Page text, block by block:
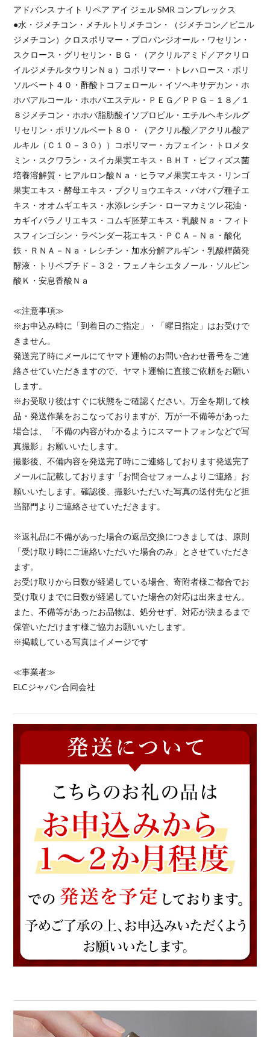
アドバンス ナイト リペア アイ ジェル SMR コンプレックス
●水・ジメチコン・メチルトリメチコン・（ジメチコン／ビニル
ジメチコン）クロスポリマー・プロパンジオール・ワセリン・
スクロース・グリセリン・ＢＧ・（アクリルアミド／アクリロ
イルジメチルタウリンＮａ）コポリマー・トレハロース・ポリ
ソルベート４０・酢酸トコフェロール・イソヘキサデカン・ホ
ホバアルコール・ホホバエステル・ＰＥＧ／ＰＰＧ－１８／１
８ジメチコン・ホホバ脂肪酸イソプロピル・エチルヘキシルグ
リセリン・ポリソルベート８０・（アクリル酸／アクリル酸ア
ルキル（Ｃ１０－３０））コポリマー・カフェイン・トロメタ
ミン・スクワラン・スイカ果実エキス・ＢＨＴ・ビフィズス菌
培養溶解質・ヒアルロン酸Ｎａ・ヒラマメ果実エキス・リンゴ
果実エキス・酵母エキス・ブクリョウエキス・バオバブ種子エ
キス・オオムギエキス・水添レシチン・ローマカミツレ花油・
カギイバラノリエキス・コムギ胚芽エキス・乳酸Ｎａ・フィト
スフィンゴシン・ラベンダー花エキス・ＰＣＡ－Ｎａ・酸化
鉄・ＲＮＡ－Ｎａ・レシチン・加水分解アルギン・乳酸桿菌発
酵液・トリペプチド－３２・フェノキシエタノール・ソルビン
酸Ｋ・安息香酸Ｎａ
≪注意事項≫
※お申込み時に「到着日のご指定」・「曜日指定」はお受けで
きません。
発送完了時にメールにてヤマト運輸のお問い合わせ番号をご連
絡させていただきますので、ヤマト運輸に直接ご依頼をお願い
します。
※お受取り後はすぐに状態をご確認ください。万全を期して検
品・発送作業をおこなっておりますが、万が一不備等があった
場合は、「不備の内容がわかるようにスマートフォンなどで写
真撮影」お願いいたします。
撮影後、不備内容を発送完了時にご連絡しております発送完了
メールに記載しております「お問合せフォームよりご連絡」お
願いいたします。確認後、撮影いただいた写真の送付先など担
当部門よりご連絡させていただきます。
※返礼品に不備があった場合の返品交換につきましては、原則
「受け取り時にご連絡いただいた場合のみ」とさせていただき
ます。
お受け取りから日数が経過している場合、寄附者様ご都合でお
受け取りまでに日数が経過していた場合の対応は出来ません。
また、不備等があったお品物は、処分せず、対応が決まるまで
保管いただけます様ご協力お願いいたします。
※掲載している写真はイメージです
≪事業者≫
ELCジャパン合同会社